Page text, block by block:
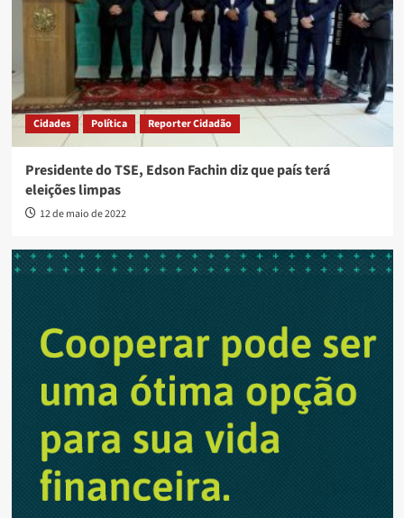
Cidades Política Reporter Cidadão
Presidente do TSE, Edson Fachin diz que país terá
eleições limpas
12 de maio de 2022